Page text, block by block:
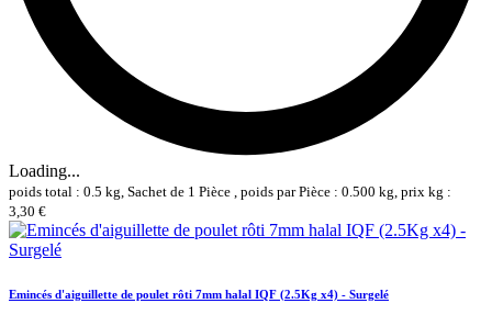
Loading...
poids total : 0.5 kg, Sachet de 1 Pièce , poids par Pièce : 0.500 kg, prix kg :
3,30 €
Emincés d'aiguillette de poulet rôti 7mm halal IQF (2.5Kg x4) - Surgelé